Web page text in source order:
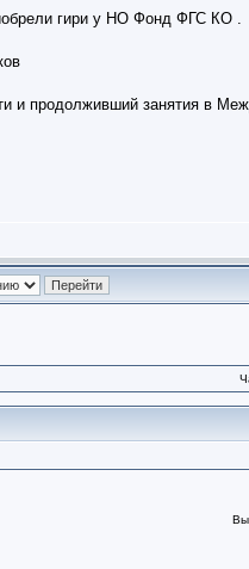
гири у НО Фонд ФГС КО .
и продолживший занятия в
Вы